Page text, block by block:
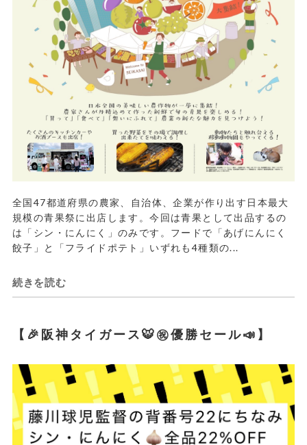
全国47都道府県の農家、自治体、企業が作り出す日本最大
規模の青果祭に出店します。今回は青果として出品するの
は「シン・にんにく」のみです。フードで「あげにんにく
餃子」と「フライドポテト」いずれも4種類の...
続きを読む
【🎉阪神タイガース🐯㊗️優勝セール📣】